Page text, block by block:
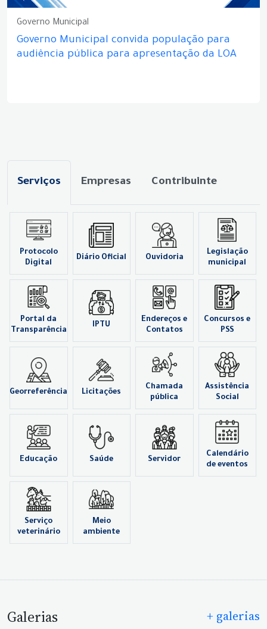
Governo Municipal
Governo Municipal convida população para
audiência pública para apresentação da LOA
Serviços Empresas Contribuinte
Protocolo
Digital
Diário Oficial Ouvidoria
Legislação
municipal
Portal da
Transparência
IPTU
Endereços e
Contatos
Concursos e
PSS
Georreferência Licitações
Chamada
pública
Assistência
Social
Educação Saúde Servidor
Calendário
de eventos
Serviço
veterinário
Meio
ambiente
Galerias + galerias